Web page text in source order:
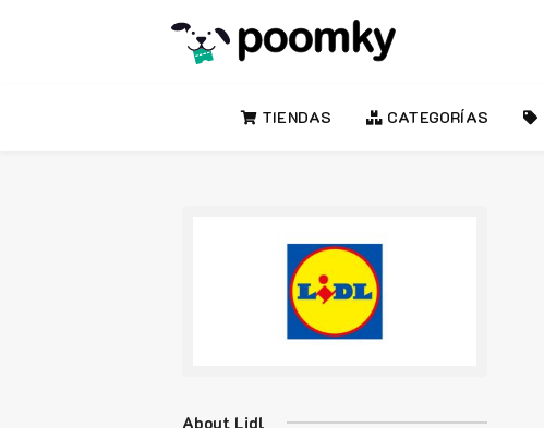
TIENDAS CATEGORÍAS
About Lidl